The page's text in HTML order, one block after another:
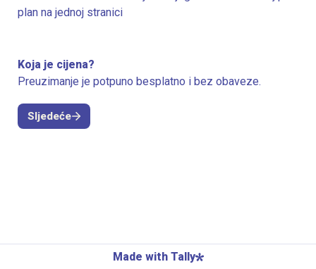
Preuzimanje je potpuno besplatno i bez obaveze.
Sljedeće
Made with Tally